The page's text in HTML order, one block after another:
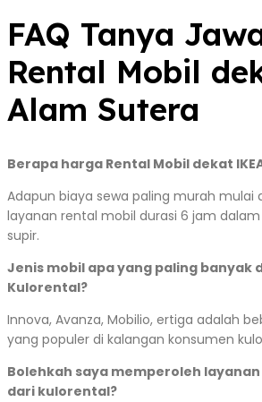
FAQ Tanya
Rental Mobil
Alam Sutera
Berapa harga Rental Mobil dekat
Adapun biaya sewa paling murah mulai
layanan rental mobil durasi 6 jam
supir.
Jenis mobil apa yang paling banyak
Kulorental?
Innova, Avanza, Mobilio, ertiga adalah
yang populer di kalangan konsumen
Bolehkah saya memperoleh
dari kulorental?